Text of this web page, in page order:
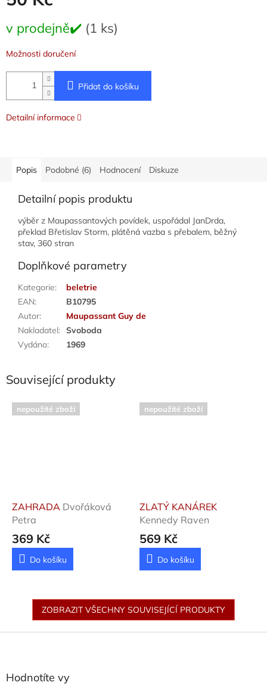
cena:
v prodejně✔️ (1 ks)
Možnosti doručení
Přidat do košíku
Detailní informace
Popis Podobné (6) Hodnocení Diskuze
Detailní popis produktu
výběr z Maupassantových povídek, uspořádal JanDrda,
překlad Břetislav Storm, plátěná vazba s přebalem, běžný
stav, 360 stran
Doplňkové parametry
Kategorie:
beletrie
EAN:
B10795
Autor:
Maupassant Guy de
Nakladatel: Svoboda
Vydáno: 1969
Související produkty
nepoužité zboží
ZAHRADA Dvořáková
Petra
369 Kč
Do košíku
nepoužité zboží
ZLATÝ KANÁREK
Kennedy Raven
569 Kč
Do košíku
ZOBRAZIT VŠECHNY SOUVISEJÍCÍ PRODUKTY
Hodnotíte vy